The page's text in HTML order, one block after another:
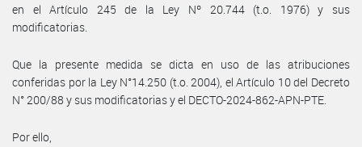
en el Artículo 245 de la Ley Nº 20.744 (t.o. 1976) y sus
modificatorias.
Que la presente medida se dicta en uso de las atribuciones
conferidas por la Ley N°14.250 (t.o. 2004), el Artículo 10 del Decreto
N° 200/88 y sus modificatorias y el DECTO-2024-862-APN-PTE.
Por ello,